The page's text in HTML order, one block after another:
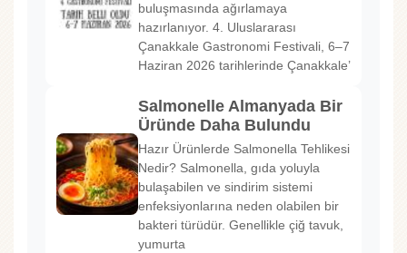
buluşmasında ağırlamaya
hazırlanıyor. 4. Uluslararası
Çanakkale Gastronomi Festivali, 6–7
Haziran 2026 tarihlerinde Çanakkale’
Salmonelle Almanyada Bir
Üründe Daha Bulundu
Hazır Ürünlerde Salmonella Tehlikesi
Nedir? Salmonella, gıda yoluyla
bulaşabilen ve sindirim sistemi
enfeksiyonlarına neden olabilen bir
bakteri türüdür. Genellikle çiğ tavuk,
yumurta